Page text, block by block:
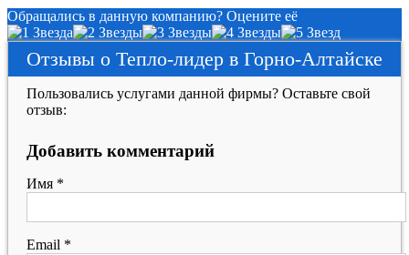
Обращались в данную компанию? Оцените её
Отзывы о Тепло-лидер в Горно-Алтайске
Пользовались услугами данной фирмы? Оставьте свой
отзыв:
Добавить комментарий
Имя *
Email *